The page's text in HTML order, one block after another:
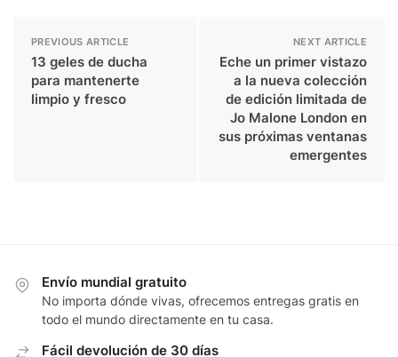
PREVIOUS ARTICLE
13 geles de ducha
para mantenerte
limpio y fresco
NEXT ARTICLE
Eche un primer vistazo
a la nueva colección
de edición limitada de
Jo Malone London en
sus próximas ventanas
emergentes
Envío mundial gratuito
No importa dónde vivas, ofrecemos entregas gratis en
todo el mundo directamente en tu casa.
Fácil devolución de 30 días